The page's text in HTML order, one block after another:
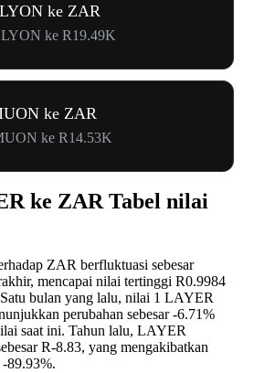
ke ZAR
ke R19.49K
ke ZAR
ke R14.53K
ke ZAR Tabel nilai
ZAR berfluktuasi sebesar
mencapai nilai tertinggi R0.9984
bulan yang lalu, nilai 1 LAYER
perubahan sebesar-6.71%
saat ini. Tahun lalu, LAYER
R-8.83, yang mengakibatkan
-89.93%.